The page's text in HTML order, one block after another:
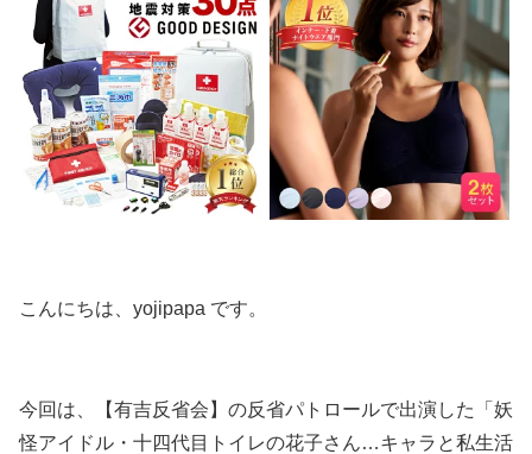
こんにちは、yojipapa です。
今回は、【有吉反省会】の反省パトロールで出演した「妖
怪アイドル・十四代目トイレの花子さん…キャラと私生活